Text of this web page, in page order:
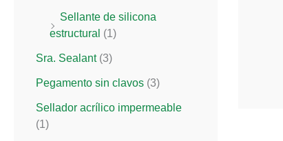
Sellante de silicona
estructural (1)
Sra. Sealant (3)
Pegamento sin clavos (3)
Sellador acrílico impermeable
(1)